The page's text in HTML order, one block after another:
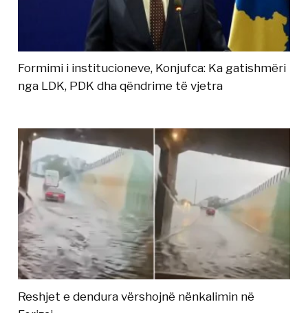
Formimi i institucioneve, Konjufca: Ka gatishmëri
nga LDK, PDK dha qëndrime të vjetra
Reshjet e dendura vërshojnë nënkalimin në